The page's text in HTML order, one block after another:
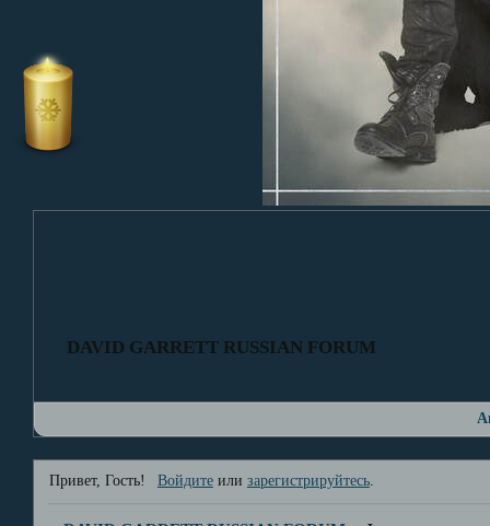
DAVID GARRETT RUSSIAN FORUM
Привет, Гость! Войдитеили зарегистрируйтесь.